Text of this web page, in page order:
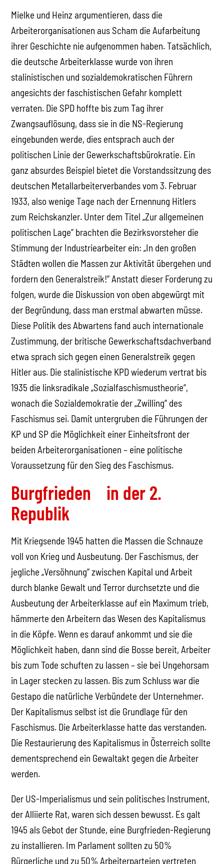
Mielke und Heinz argumentieren, dass die
Arbeiterorganisationen aus Scham die Aufarbeitung
ihrer Geschichte nie aufgenommen haben. Tatsächlich,
die deutsche Arbeiterklasse wurde von ihren
stalinistischen und sozialdemokratischen Führern
angesichts der faschistischen Gefahr komplett
verraten. Die SPD hoffte bis zum Tag ihrer
Zwangsauflösung, dass sie in die NS-Regierung
eingebunden werde, dies entsprach auch der
politischen Linie der Gewerkschaftsbürokratie. Ein
ganz absurdes Beispiel bietet die Vorstandssitzung des
deutschen Metallarbeiterverbandes vom 3. Februar
1933, also wenige Tage nach der Ernennung Hitlers
zum Reichskanzler. Unter dem Titel „Zur allgemeinen
politischen Lage“ brachten die Bezirksvorsteher die
Stimmung der Industriearbeiter ein: „In den großen
Städten wollen die Massen zur Aktivität übergehen und
fordern den Generalstreik!“ Anstatt dieser Forderung zu
folgen, wurde die Diskussion von oben abgewürgt mit
der Begründung, dass man erstmal abwarten müsse.
Diese Politik des Abwartens fand auch internationale
Zustimmung, der britische Gewerkschaftsdachverband
etwa sprach sich gegen einen Generalstreik gegen
Hitler aus. Die stalinistische KPD wiederum vertrat bis
1935 die linksradikale „Sozialfaschismustheorie“,
wonach die Sozialdemokratie der „Zwilling“ des
Faschismus sei. Damit untergruben die Führungen der
KP und SP die Möglichkeit einer Einheitsfront der
beiden Arbeiterorganisationen – eine politische
Voraussetzung für den Sieg des Faschismus.
Burgfrieden in der 2.
Republik
Mit Kriegsende 1945 hatten die Massen die Schnauze
voll von Krieg und Ausbeutung. Der Faschismus, der
jegliche „Versöhnung“ zwischen Kapital und Arbeit
durch blanke Gewalt und Terror durchsetzte und die
Ausbeutung der Arbeiterklasse auf ein Maximum trieb,
hämmerte den Arbeitern das Wesen des Kapitalismus
in die Köpfe. Wenn es darauf ankommt und sie die
Möglichkeit haben, dann sind die Bosse bereit, Arbeiter
bis zum Tode schuften zu lassen – sie bei Ungehorsam
in Lager stecken zu lassen. Bis zum Schluss war die
Gestapo die natürliche Verbündete der Unternehmer.
Der Kapitalismus selbst ist die Grundlage für den
Faschismus. Die Arbeiterklasse hatte das verstanden.
Die Restaurierung des Kapitalismus in Österreich sollte
dementsprechend ein Gewaltakt gegen die Arbeiter
werden.
Der US-Imperialismus und sein politisches Instrument,
der Alliierte Rat, waren sich dessen bewusst. Es galt
1945 als Gebot der Stunde, eine Burgfrieden-Regierung
zu installieren. Im Parlament sollten zu 50%
Bürgerliche und zu 50% Arbeiterparteien vertreten